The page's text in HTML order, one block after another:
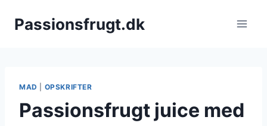
Passionsfrugt.dk
MAD OPSKRIFTER
Passionsfrugt juice med